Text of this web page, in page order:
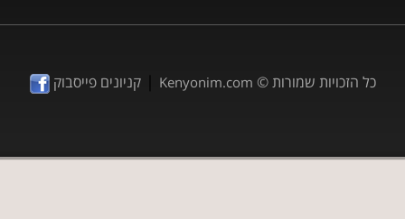
כל הזכויות שמורות © Kenyonim.com
|קניונים פייסבוק